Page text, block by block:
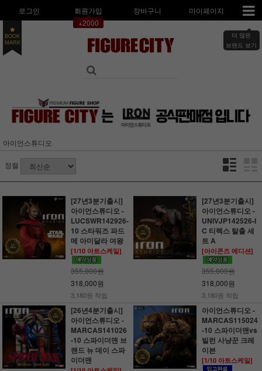
로그인
회원가입
+2000
장바구니 마이페이지
더 많은
브랜드 보기
BOOK
MARK
아이언스튜디오
정렬
[27년3분기출시]
아이언스튜디오 -
LUCSWR142926-
10 스타워즈 파드
메 아미달라 여왕
[1/10 아트스케일]
355,000원
318,000원
3,180원 적립
[27년3분기출시]
아이언스튜디오 -
UNIVJP142526-I
C 티렉스 탈출 세
트 A
[아이콘즈 에디션]
355,000원
318,000원
3,180원 적립
[26년4분기출시]
아이언스튜디오 -
MARCAS141026
-10 스파이더맨 브
랜드 뉴 데이 스파
이더맨
아이언스튜디오 -
MARCAS115024
-10 스파이더맨vs
빌런 사냥꾼 크레
이븐
[1/10 아트스케일]